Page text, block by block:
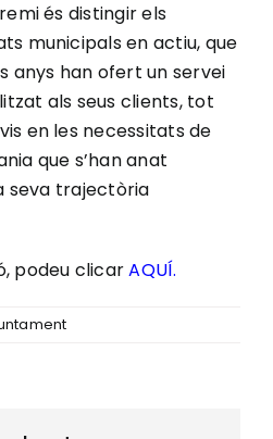
és distingir els
municipals en actiu, que
anys han ofert un servei
als seus clients, tot
en les necessitats de
que s’han anat
seva trajectòria
podeu clicarAQUÍ.